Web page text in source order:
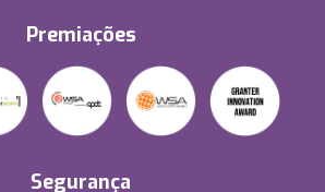
Premiações
Segurança